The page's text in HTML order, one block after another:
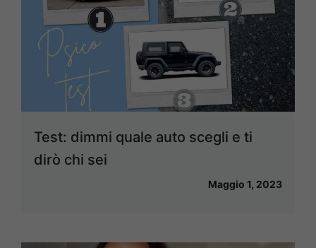
Test: dimmi quale auto scegli e ti
dirò chi sei
Maggio 1, 2023